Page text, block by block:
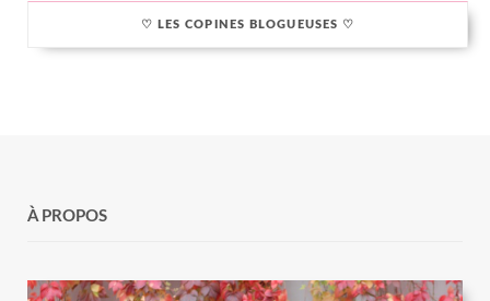
♡ LES COPINES BLOGUEUSES ♡
À PROPOS